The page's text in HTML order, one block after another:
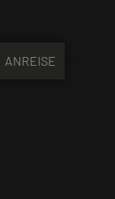
ANREISE